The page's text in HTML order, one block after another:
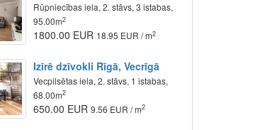
Rūpniecības iela, 2. stāvs, 3 istabas,
95.00m2
1800.00 EUR 18.95 EUR / m2
Izīrē dzīvokli Rīgā, Vecrīgā
Vecpilsētas iela, 2. stāvs, 1 istabas,
68.00m2
650.00 EUR9.56 EUR / m2